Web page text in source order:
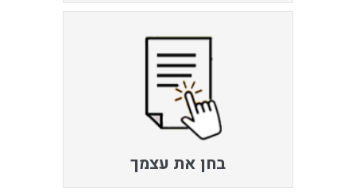
בחן את עצמך